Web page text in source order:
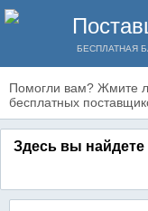
БЕСПЛАТНАЯ
Помогли вам? Жмите
бесплатных
Здесь вы